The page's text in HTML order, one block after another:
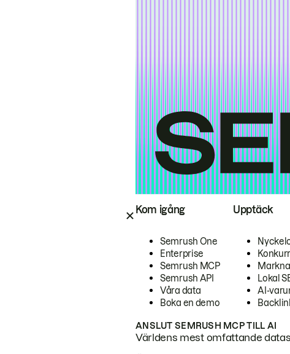
Kom igång
Semrush One
Enterprise
Semrush MCP
Semrush API
Våra data
Boka en demo
Upptäck
Lokal
AI-
ANSLUT SEMRUSH MCP TILL AI
Världens mest omfattande